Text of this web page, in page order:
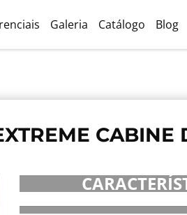
Galeria Catálogo Blog
CABINE